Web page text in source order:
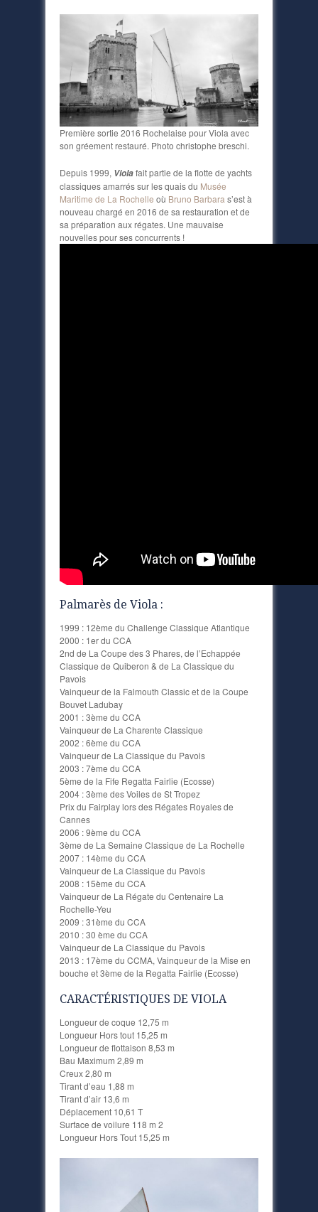
Première sortie 2016 Rochelaise pour Viola avec
son gréement restauré. Photo christophe breschi.
Depuis 1999, Violafait partie de la flotte de yachts
classiques amarrés sur les quais du Musée
Maritime de La Rochelle où Bruno Barbara s’est à
nouveau chargé en 2016 de sa restauration et de
sa préparation aux régates. Une mauvaise
nouvelles pour ses concurrents !
Palmarès de Viola :
1999 : 12ème du Challenge Classique Atlantique
2000 : 1er du CCA
2nd de La Coupe des 3 Phares, de l’Echappée
Classique de Quiberon & de La Classique du
Pavois
Vainqueur de la Falmouth Classic et de la Coupe
Bouvet Ladubay
2001 : 3ème du CCA
Vainqueur de La Charente Classique
2002 : 6ème du CCA
Vainqueur de La Classique du Pavois
2003 : 7ème du CCA
5ème de la Fife Regatta Fairlie (Ecosse)
2004 : 3ème des Voiles de St Tropez
Prix du Fairplay lors des Régates Royales de
Cannes
2006 : 9ème du CCA
3ème de La Semaine Classique de La Rochelle
2007 : 14ème du CCA
Vainqueur de La Classique du Pavois
2008 : 15ème du CCA
Vainqueur de La Régate du Centenaire La
Rochelle-Yeu
2009 : 31ème du CCA
2010 : 30 ème du CCA
Vainqueur de La Classique du Pavois
2013 : 17ème du CCMA, Vainqueur de la Mise en
bouche et 3ème de la Regatta Fairlie (Ecosse)
CARACTÉRISTIQUES DE VIOLA
Longueur de coque 12,75 m
Longueur Hors tout 15,25 m
Longueur de flottaison 8,53 m
Bau Maximum 2,89 m
Creux 2,80 m
Tirant d’eau 1,88 m
Tirant d’air 13,6 m
Déplacement 10,61 T
Surface de voilure 118 m 2
Longueur Hors Tout 15,25 m